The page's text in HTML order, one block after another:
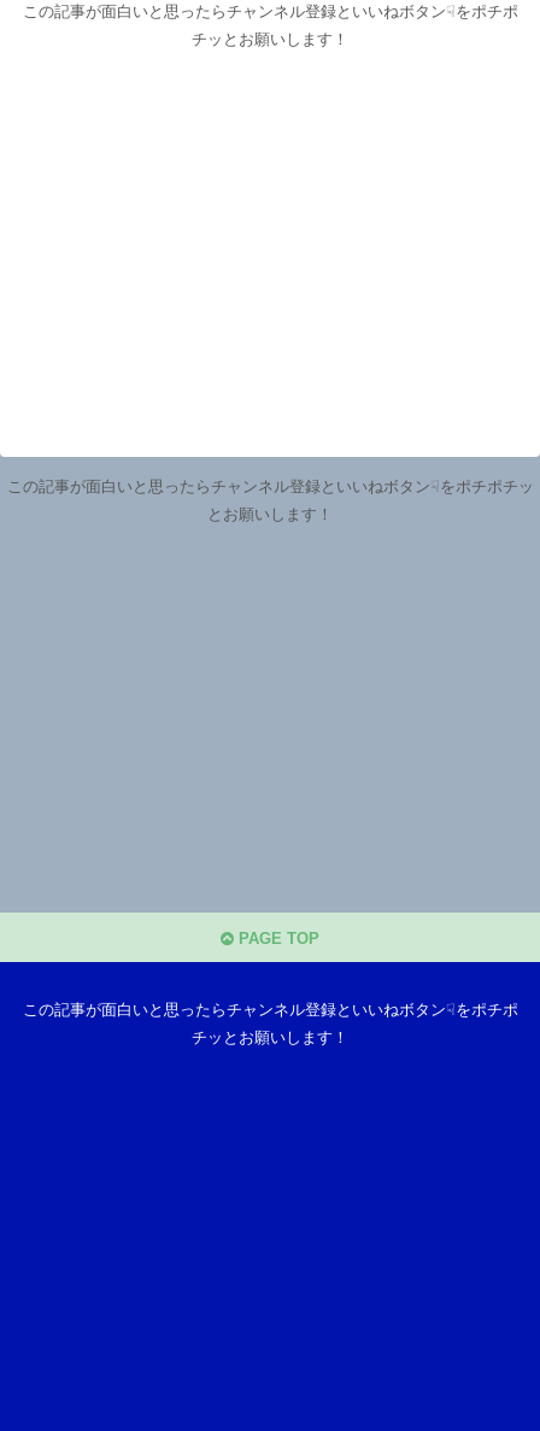
この記事が面白いと思ったらチャンネル登録といいねボタン☟をポチポ
チッとお願いします！
この記事が面白いと思ったらチャンネル登録といいねボタン☟をポチポチッ
とお願いします！
PAGE TOP
この記事が面白いと思ったらチャンネル登録といいねボタン☟をポチポ
チッとお願いします！